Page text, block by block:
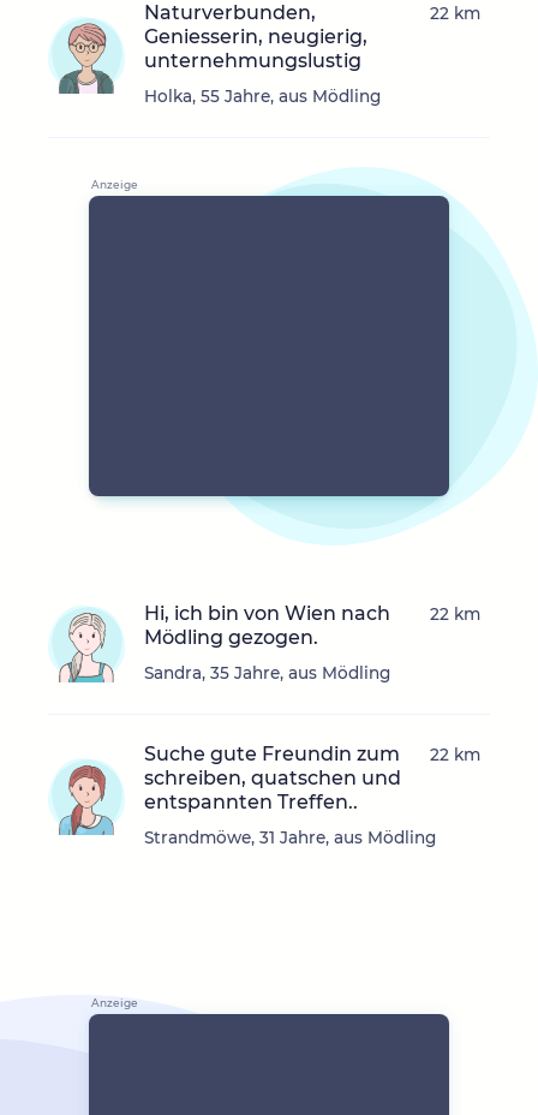
Naturverbunden,
Geniesserin, neugierig,
unternehmungslustig
Holka, 55 Jahre, aus Mödling
22 km
Hi, ich bin von Wien nach
Mödling gezogen.
Sandra, 35 Jahre, aus Mödling
22 km
Suche gute Freundin zum
schreiben, quatschen und
entspannten Treffen..
Strandmöwe, 31 Jahre, aus Mödling
22 km